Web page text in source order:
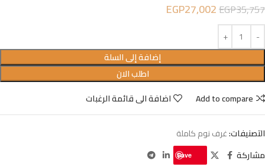
EGP35,757
EGP27,002
إضافة إلى السلة
اطلب الان
Add to compare
اضافة الى قائمة الرغبات
التصنيفات:غرف نوم كاملة
مشاركة
Save